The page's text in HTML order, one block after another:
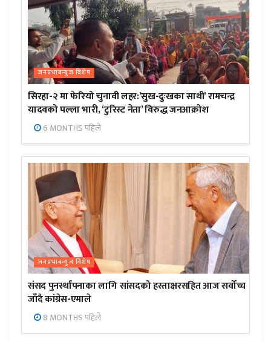
जनप्रभाबन्युज विशेष
सिरहा-२ मा फेरियो चुनावी लहर:’सुख-दुःखका साथी’ रामचन्द्र
यादवको पल्ला भारी, ‘टुरिस्ट नेता’ विरुद्ध जनआक्रोश
6 MONTHS पहिले
जनप्रभाबन्युज विशेष
संसद पुनर्स्थापनाका लागि सांसदको हस्ताक्षरसहित आज सर्वोच्च
जाँदै कांग्रेस-एमाले
8 MONTHS पहिले